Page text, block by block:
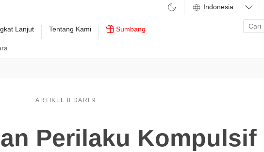
Lanjut Tentang Kami Sumbang
Enter
search
term
ARTIKEL 8 DARI 9
Perilaku Kompulsif